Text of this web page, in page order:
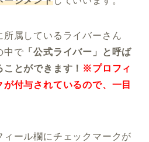
属しているライバーさん
中で 「公式ライバー」と呼ば
とができます！ ※プロフィ
付与されているので、一目
ール欄にチェックマークが